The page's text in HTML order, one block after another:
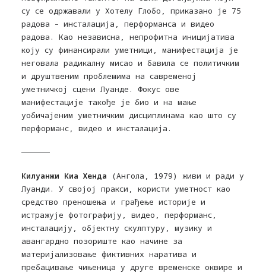
су се одржавали у Хотелу Глобо, приказано је 75
радова – инсталација, перформанса и видео
радова. Као независна, непрофитна иницијатива
коју су финансирали уметници, манифестација је
неговала радикалну мисао и бавила се политичким
и друштвеним проблемима на савременој
уметничкој сцени Луанде. Фокус ове
манифестације такође је био и на мање
уобичајеним уметничким дисциплинама као што су
перформанс, видео и инсталација.
——————
Килуанжи Киа Хенда (Ангола, 1979) живи и ради у
Луанди. У својој пракси, користи уметност као
средство преношења и грађење историје и
истражује фотографију, видео, перформанс,
инсталацију, објектну скулптуру, музику и
авангардно позориште као начине за
материјализовање фиктивних наратива и
пребацивање чињеница у друге временске оквире и